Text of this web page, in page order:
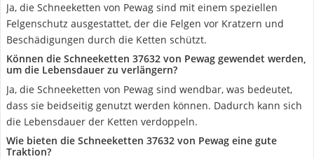
Ja, die Schneeketten von Pewag sind mit einem speziellen
Felgenschutz ausgestattet, der die Felgen vor Kratzern und
Beschädigungen durch die Ketten schützt.
Können die Schneeketten 37632 von Pewag gewendet werden,
um die Lebensdauer zu verlängern?
Ja, die Schneeketten von Pewag sind wendbar, was bedeutet,
dass sie beidseitig genutzt werden können. Dadurch kann sich
die Lebensdauer der Ketten verdoppeln.
Wie bieten die Schneeketten 37632 von Pewag eine gute
Traktion?